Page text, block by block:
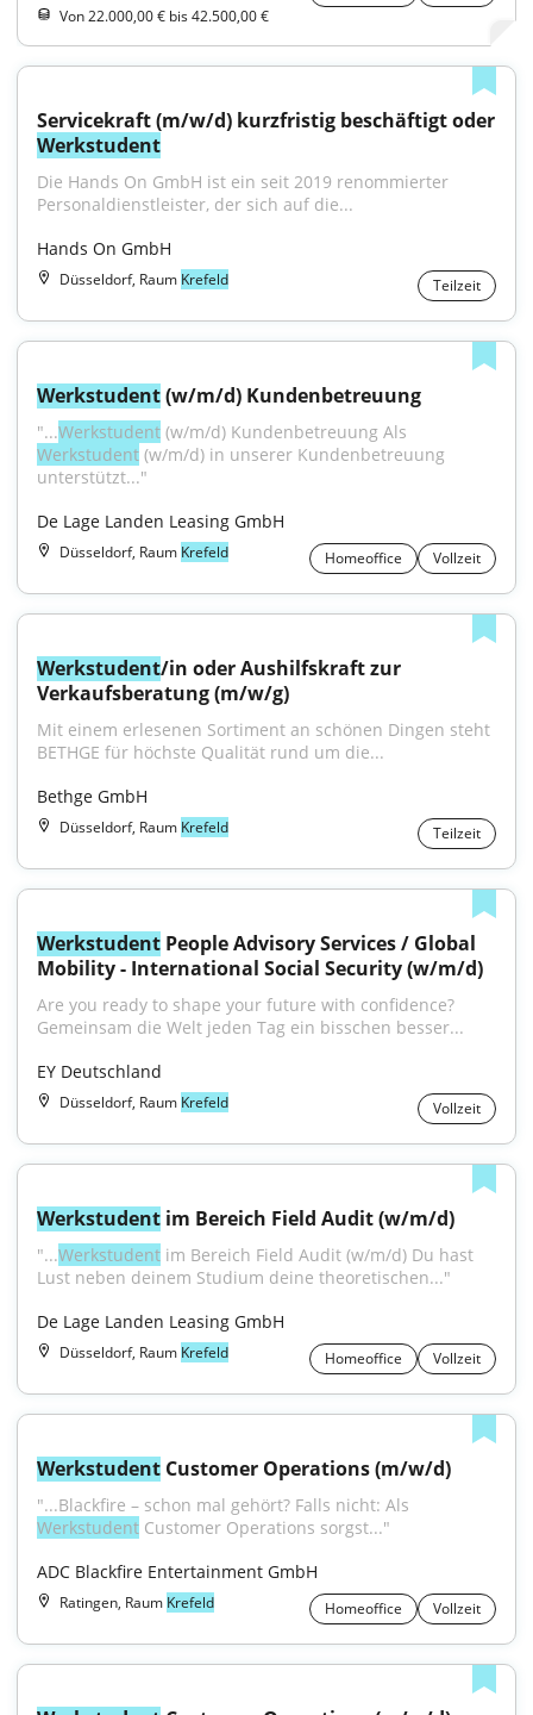
Von 22.000,00 € bis 42.500,00 €
Werkstudent
Die Hands On GmbH ist ein seit 2019 renommierter
Personaldienstleister, der sich auf die...
Hands On GmbH
Düsseldorf, Raum Krefeld Teilzeit
Werkstudent (w/m/d) Kundenbetreuung
"...Werkstudent
Werkstudent (w/m/d) in unserer Kundenbetreuung
unterstützt..."
De Lage Landen Leasing GmbH
Düsseldorf, Raum Krefeld Homeoffice Vollzeit
Werkstudent/in oder Aushilfskraft zur
Verkaufsberatung (m/w/g)
Mit einem erlesenen Sortiment an schönen Dingen steht
BETHGE für höchste Qualität rund um die...
Bethge GmbH
Düsseldorf, Raum Krefeld Teilzeit
Werkstudent People Advisory Services / Global
Mobility - International Social Security (w/m/d)
Are you ready to shape your future with confidence?
Gemeinsam die Welt jeden Tag ein bisschen besser...
EY Deutschland
Düsseldorf, Raum Krefeld Vollzeit
Werkstudent im Bereich Field Audit (w/m/d)
"...Werkstudent im Bereich Field Audit (w/m/d) Du hast
Lust neben deinem Studium deine theoretischen..."
De Lage Landen Leasing GmbH
Düsseldorf, Raum Krefeld Homeoffice Vollzeit
Werkstudent Customer Operations (m/w/d)
Werkstudent Customer Operations sorgst..."
ADC Blackfire Entertainment GmbH
Ratingen, Raum Krefeld Homeoffice Vollzeit